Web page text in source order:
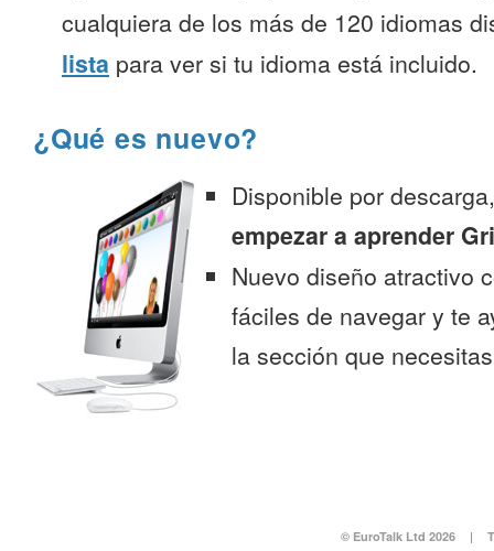
cualquiera de los más de 120 idiomas
lista para ver si tu idioma está incluido.
¿Qué es nuevo?
Disponible por
empezar a aprender
Nuevo diseño atractivo
fáciles de navegar y te
la sección que
© EuroTalk Ltd 2026 |